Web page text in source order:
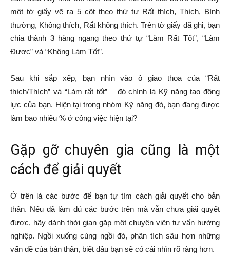
một tờ giấy vẽ ra 5 cột theo thứ tự Rất thích, Thích, Bình
thường, Không thích, Rất không thích. Trên tờ giấy đã ghi, bạn
chia thành 3 hàng ngang theo thứ tự “Làm Rất Tốt”, “Làm
Được” và “Không Làm Tốt”.
Sau khi sắp xếp, bạn nhìn vào ô giao thoa của “Rất
thích/Thích” và “Làm rất tốt” – đó chính là Kỹ năng tạo động
lực của bạn. Hiện tại trong nhóm Kỹ năng đó, bạn đang được
làm bao nhiêu % ở công việc hiện tại?
Gặp gỡ chuyên gia cũng là một
cách để giải quyết
Ở trên là các bước để bạn tự tìm cách giải quyết cho bản
thân. Nếu đã làm đủ các bước trên mà vẫn chưa giải quyết
được, hãy dành thời gian gặp một chuyên viên tư vấn hướng
nghiệp. Ngồi xuống cùng ngồi đó, phân tích sâu hơn những
vấn đề của bản thân, biết đâu bạn sẽ có cái nhìn rõ ràng hơn.